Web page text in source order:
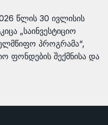
წლის 30 ივლისის
„საინვესტიციო
პროგრამა“,
ფონდების შექმნისა და